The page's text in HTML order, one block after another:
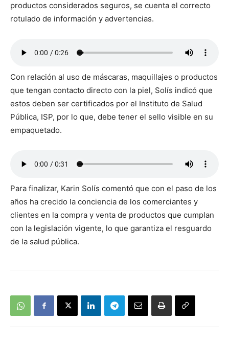
productos considerados seguros, se cuenta el correcto
rotulado de información y advertencias.
Con relación al uso de máscaras, maquillajes o productos
que tengan contacto directo con la piel, Solís indicó que
estos deben ser certificados por el Instituto de Salud
Pública, ISP, por lo que, debe tener el sello visible en su
empaquetado.
Para finalizar, Karin Solís comentó que con el paso de los
años ha crecido la conciencia de los comerciantes y
clientes en la compra y venta de productos que cumplan
con la legislación vigente, lo que garantiza el resguardo
de la salud pública.